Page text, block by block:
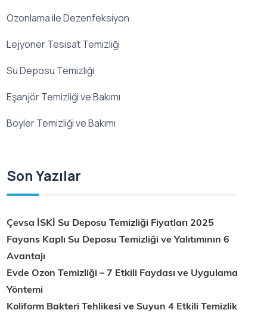
Ozonlama ile Dezenfeksiyon
Lejyoner Tesisat Temizliği
Su Deposu Temizliği
Eşanjör Temizliği ve Bakımı
Boyler Temizliği ve Bakımı
Son Yazılar
Çevsa İSKİ Su Deposu Temizliği Fiyatları 2025
Fayans Kaplı Su Deposu Temizliği ve Yalıtımının 6
Avantajı
Evde Ozon Temizliği – 7 Etkili Faydası ve Uygulama
Yöntemi
Koliform Bakteri Tehlikesi ve Suyun 4 Etkili Temizlik